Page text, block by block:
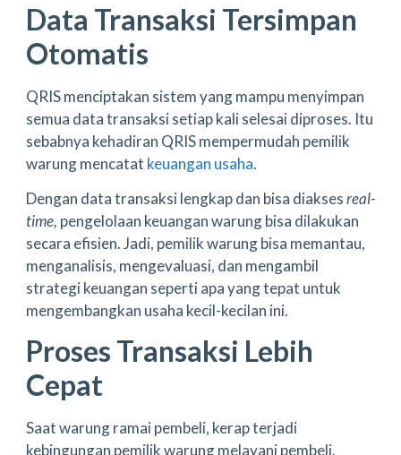
Data Transaksi Tersimpan
Otomatis
QRIS menciptakan sistem yang mampu menyimpan
semua data transaksi setiap kali selesai diproses. Itu
sebabnya kehadiran QRIS mempermudah pemilik
warung mencatat keuangan usaha.
Dengan data transaksi lengkap dan bisa diaksesreal-
time, pengelolaan keuangan warung bisa dilakukan
secara efisien. Jadi, pemilik warung bisa memantau,
menganalisis, mengevaluasi, dan mengambil
strategi keuangan seperti apa yang tepat untuk
mengembangkan usaha kecil-kecilan ini.
Proses Transaksi Lebih
Cepat
Saat warung ramai pembeli, kerap terjadi
kebingungan pemilik warung melayani pembeli.